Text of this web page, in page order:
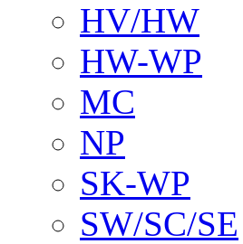
HV/HW
HW-WP
MC
NP
SK-WP
SW/SC/SE